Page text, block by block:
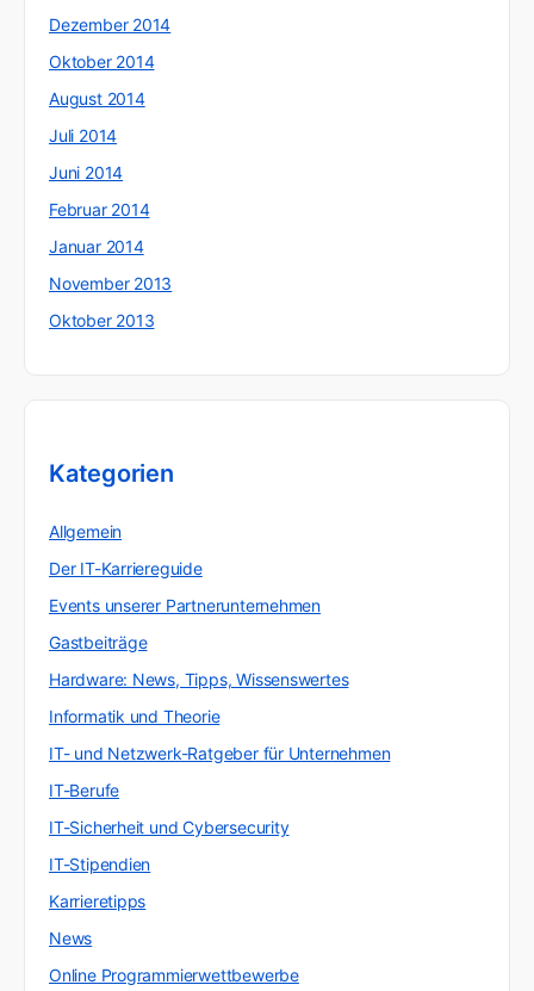
Dezember 2014
Oktober 2014
August 2014
Juli 2014
Juni 2014
Februar 2014
Januar 2014
November 2013
Oktober 2013
Kategorien
Allgemein
Der IT-Karriereguide
Events unserer Partnerunternehmen
Gastbeiträge
Hardware: News, Tipps, Wissenswertes
Informatik und Theorie
IT- und Netzwerk-Ratgeber für Unternehmen
IT-Berufe
IT-Sicherheit und Cybersecurity
IT-Stipendien
Karrieretipps
News
Online Programmierwettbewerbe